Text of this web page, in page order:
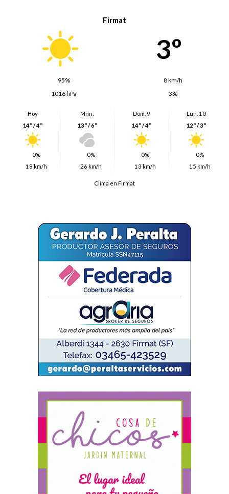
Firmat
3º
95%
8 km/h
1016 hPa
3%
Hoy
14º / 4º
0%
18 km/h
Mñn.
13º / 6º
0%
26 km/h
Dom. 9
14º / 4º
0%
13 km/h
Lun. 10
12º / 3º
0%
15 km/h
Clima en Firmat